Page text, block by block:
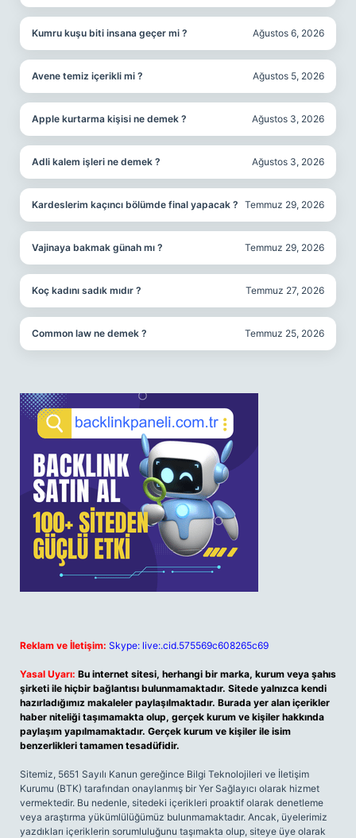
Kumru kuşu biti insana geçer mi ? Ağustos 6, 2026
Avene temiz içerikli mi ? Ağustos 5, 2026
Apple kurtarma kişisi ne demek ? Ağustos 3, 2026
Adli kalem işleri ne demek ? Ağustos 3, 2026
Kardeslerim kaçıncı bölümde final yapacak ? Temmuz 29, 2026
Vajinaya bakmak günah mı ? Temmuz 29, 2026
Koç kadını sadık mıdır ? Temmuz 27, 2026
Common law ne demek ? Temmuz 25, 2026
Reklam ve İletişim: Skype: live:.cid.575569c608265c69
Yasal Uyarı: Bu internet sitesi, herhangi bir marka, kurum veya şahıs
şirketi ile hiçbir bağlantısı bulunmamaktadır. Sitede yalnızca kendi
hazırladığımız makaleler paylaşılmaktadır. Burada yer alan içerikler
haber niteliği taşımamakta olup, gerçek kurum ve kişiler hakkında
paylaşım yapılmamaktadır. Gerçek kurum ve kişiler ile isim
benzerlikleri tamamen tesadüfidir.
Sitemiz, 5651 Sayılı Kanun gereğince Bilgi Teknolojileri ve İletişim
Kurumu (BTK) tarafından onaylanmış bir Yer Sağlayıcı olarak hizmet
vermektedir. Bu nedenle, sitedeki içerikleri proaktif olarak denetleme
veya araştırma yükümlülüğümüz bulunmamaktadır. Ancak, üyelerimiz
yazdıkları içeriklerin sorumluluğunu taşımakta olup, siteye üye olarak